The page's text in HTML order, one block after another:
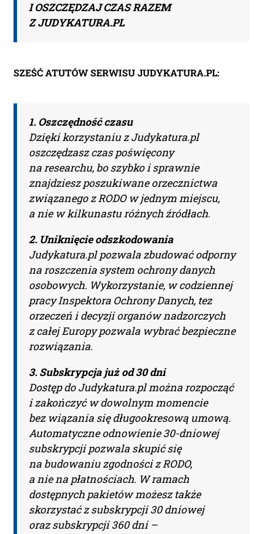
I OSZCZĘDZAJ CZAS RAZEM
Z JUDYKATURA.PL
SZEŚĆ ATUTÓW SERWISU JUDYKATURA.PL:
1. Oszczędność czasu
Dzięki korzystaniu z Judykatura.pl
oszczędzasz czas poświęcony
na researchu, bo szybko i sprawnie
znajdziesz poszukiwane orzecznictwa
związanego z RODO w jednym miejscu,
a nie w kilkunastu różnych źródłach.
2. Uniknięcie odszkodowania
Judykatura.pl pozwala zbudować odporny
na roszczenia system ochrony danych
osobowych. Wykorzystanie, w codziennej
pracy Inspektora Ochrony Danych, tez
orzeczeń i decyzji organów nadzorczych
z całej Europy pozwala wybrać bezpieczne
rozwiązania.
3. Subskrypcja już od 30 dni
Dostęp do Judykatura.pl można rozpocząć
i zakończyć w dowolnym momencie
bez wiązania się długookresową umową.
Automatyczne odnowienie 30-dniowej
subskrypcji pozwala skupić się
na budowaniu zgodności z RODO,
a nie na płatnościach. W ramach
dostępnych pakietów możesz także
skorzystać z subskrypcji 30 dniowej
oraz subskrypcji 360 dni –